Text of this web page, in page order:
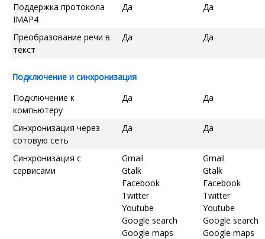
Поддержка протокола
IMAP4
Да Да
Преобразование речи в
текст
Да Да
Подключение и синхронизация
Подключение к
компьютеру
Да Да
Синхронизация через
сотовую сеть
Да Да
Синхронизация с
сервисами
Gmail
Gtalk
Facebook
Twitter
Youtube
Google search
Google maps
Gmail
Gtalk
Facebook
Twitter
Youtube
Google search
Google maps